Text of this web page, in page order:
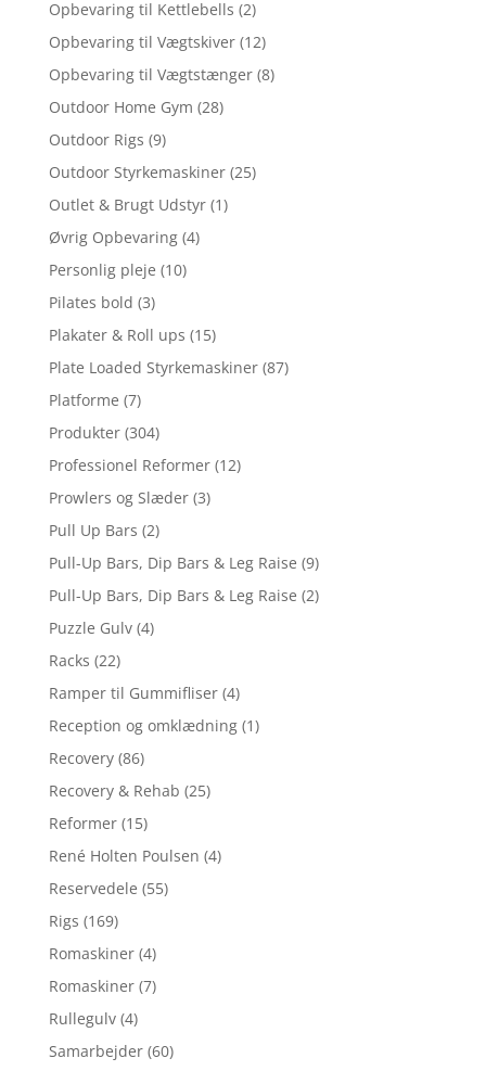
Opbevaring til Kettlebells (2)
Opbevaring til Vægtskiver (12)
Opbevaring til Vægtstænger (8)
Outdoor Home Gym (28)
Outdoor Rigs (9)
Outdoor Styrkemaskiner (25)
Outlet & Brugt Udstyr (1)
Øvrig Opbevaring (4)
Personlig pleje (10)
Pilates bold (3)
Plakater & Roll ups (15)
Plate Loaded Styrkemaskiner (87)
Platforme (7)
Produkter (304)
Professionel Reformer (12)
Prowlers og Slæder (3)
Pull Up Bars (2)
Pull-Up Bars, Dip Bars & Leg Raise (9)
Pull-Up Bars, Dip Bars & Leg Raise (2)
Puzzle Gulv (4)
Racks (22)
Ramper til Gummifliser (4)
Reception og omklædning (1)
Recovery (86)
Recovery & Rehab (25)
Reformer (15)
René Holten Poulsen (4)
Reservedele (55)
Rigs (169)
Romaskiner (4)
Romaskiner (7)
Rullegulv (4)
Samarbejder (60)